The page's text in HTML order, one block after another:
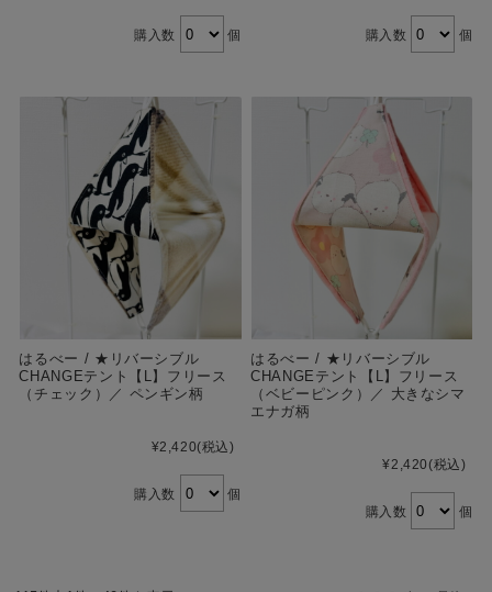
購入数 個 購入数 個
はるべー / ★リバーシブル
CHANGEテント【L】フリース
（チェック）／ ペンギン柄
¥2,420(税込)
購入数 個
はるべー / ★リバーシブル
CHANGEテント【L】フリース
（ベビーピンク）／ 大きなシマ
エナガ柄
¥2,420(税込)
購入数 個